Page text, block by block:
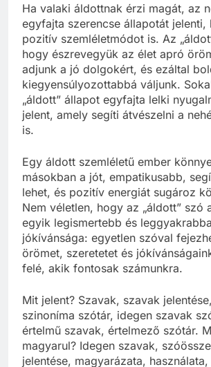
Ha valaki áldottnak érzi magát, az
egyfajta szerencse állapotát jelenti,
pozitív szemléletmódot is. Az
hogy észrevegyük az élet apró
adjunk a jó dolgokért, és ezáltal
kiegyensúlyozottabbá váljunk.
„áldott” állapot egyfajta lelki
jelent, amely segíti átvészelni a
is.
Egy áldott szemléletű ember
másokban a jót, empatikusabb,
lehet, és pozitív energiát sugároz
Nem véletlen, hogy az „áldott” szó
egyik legismertebb és
jókívánsága: egyetlen szóval
örömet, szeretetet és
felé, akik fontosak számunkra.
Mit jelent? Szavak, szavak
szinoníma szótár, idegen szavak
értelmű szavak, értelmező szótár.
magyarul? Idegen szavak,
jelentése, magyarázata,